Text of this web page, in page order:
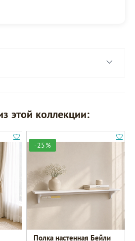
этой коллекции:
-25%
Полка настенная Бейли